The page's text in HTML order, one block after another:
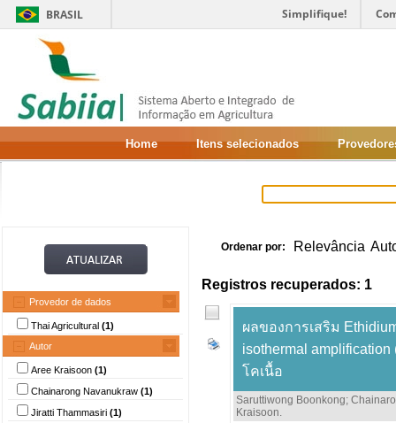
BRASIL Simplifique!
Home Itens selecionados
Provedor de dados
Thai Agricultural (1)
Autor
Aree Kraisoon (1)
Chainarong Navanukraw (1)
Jiratti Thammasiri (1)
Ordenar por: Relevância
Registros recuperados: 1
ผลของการเสริม
isothermal
โคเนื้อ
Saruttiwong Boonkong;
Kraisoon.